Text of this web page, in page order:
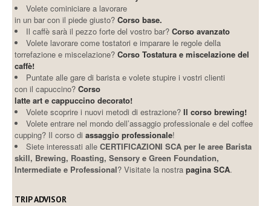
Volete cominiciare a lavorare
in un bar con il piede giusto? Corso base.
Il caffè sarà il pezzo forte del vostro bar?Corso avanzato
Volete lavorare come tostatori e imparare le regole della
torrefazione e miscelazione?Corso Tostatura e miscelazione del
caffè!
Puntate alle gare di barista e volete stupire i vostri clienti
con il capuccino?Corso
latte art e cappuccino decorato!
Volete scoprire i nuovi metodi di estrazione?Il corso brewing!
Volete entrare nel mondo dell’assaggio professionale e del coffee
cupping? Il corso diassaggio professionale!
Siete interessati alleCERTIFICAZIONI SCA per le aree Barista
skill, Brewing, Roasting, Sensory e Green Foundation,
Intermediate e Professional? Visitate la nostrapagina SCA.
TRIP ADVISOR